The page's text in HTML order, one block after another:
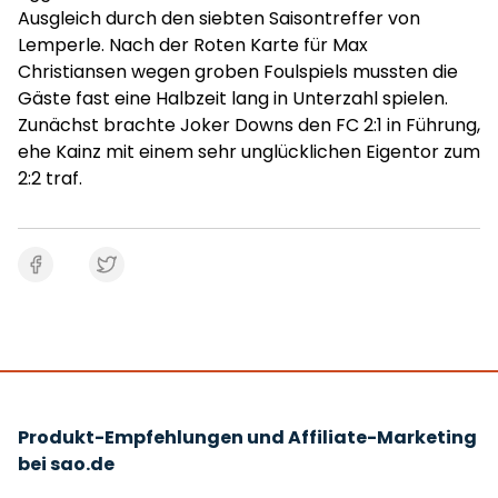
Ausgleich durch den siebten Saisontreffer von
Lemperle. Nach der Roten Karte für Max
Christiansen wegen groben Foulspiels mussten die
Gäste fast eine Halbzeit lang in Unterzahl spielen.
Zunächst brachte Joker Downs den FC 2:1 in Führung,
ehe Kainz mit einem sehr unglücklichen Eigentor zum
2:2 traf.
Produkt-Empfehlungen und Affiliate-Marketing
bei sao.de